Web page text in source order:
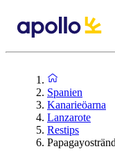
Spanien
Kanarieöarna
Lanzarote
Restips